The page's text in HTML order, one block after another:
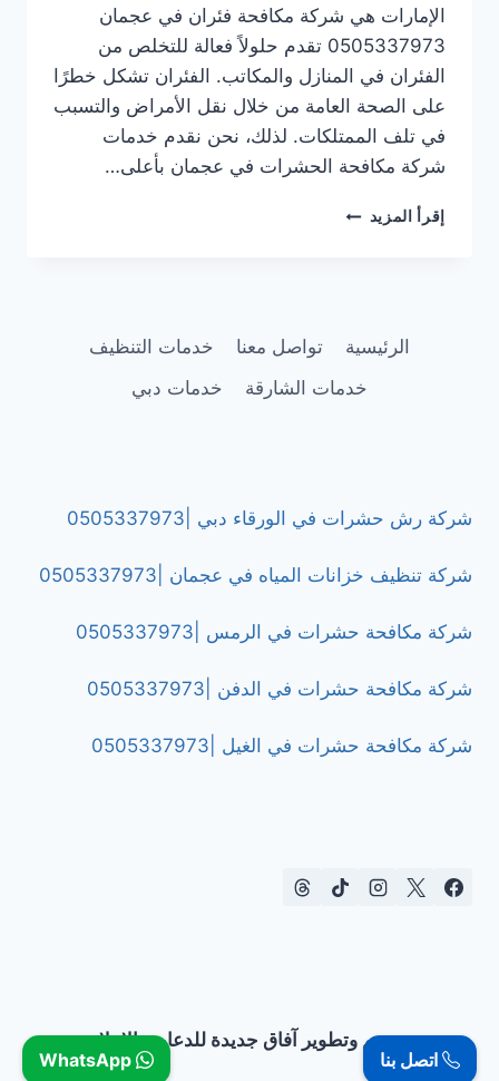
الإمارات هي شركة مكافحة فئران في عجمان
0505337973 تقدم حلولاً فعالة للتخلص من
الفئران في المنازل والمكاتب. الفئران تشكل خطرًا
على الصحة العامة من خلال نقل الأمراض والتسبب
في تلف الممتلكات. لذلك، نحن نقدم خدمات
شركة مكافحة الحشرات في عجمان بأعلى…
إقرأ المزيد شركة
الرئيسية تواصل معنا
خدمات التنظيف
خدمات الشارقة
خدمات دبي
شركة رش حشرات في الورقاء دبي |0505337973
شركة تنظيف خزانات المياه في عجمان |0505337973
شركة مكافحة حشرات في الرمس |0505337973
شركة مكافحة حشرات في الدفن |0505337973
شركة مكافحة حشرات في الغيل |0505337973
تصميم وتطوير آفاق جديدة للدعاية والإعلان
اتصل بنا